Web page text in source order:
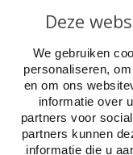
Verpakkingseenheid: 8
Merk:HOT Games
Deze
We gebruiken
personaliseren,
en om ons
informatie over
partners voor
partners kunnen
informatie die u